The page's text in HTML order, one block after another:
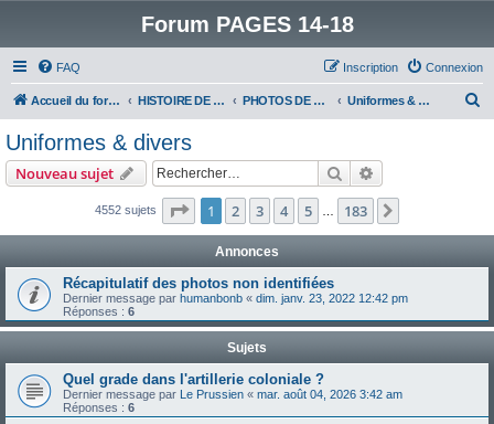
Forum PAGES 14-18
FAQ Connexion
Inscription
Accueil du forum HISTOIRE DE LA GRANDE GUERRE PHOTOS DE LA GRANDE GUERRE Uniformes & divers
Uniformes & divers
Nouveau sujet Rechercher
4552 sujets Page 1sur183
1 2 3 4 5 183
Annonces
Récapitulatif des photos non identifiées
Dernier message par humanbonb « dim. janv. 23, 2022 12:42 pm
Réponses : 6
Sujets
Quel grade dans l'artillerie coloniale ?
Dernier message par Le Prussien « mar. août 04, 2026 3:42 am
Réponses : 6